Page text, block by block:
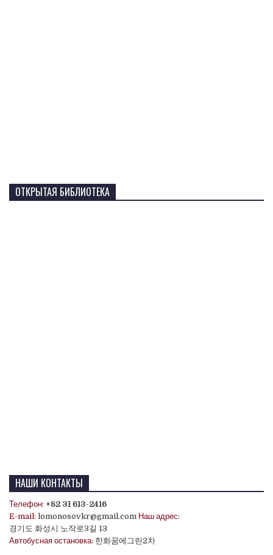
ОТКРЫТАЯ БИБЛИОТЕКА
НАШИ КОНТАКТЫ
Телефон: +82 31 613-2416
E-mail: lomonosovkr@gmail.com Наш адрес:
경기도 화성시 노작로3길 13
Автобусная остановка: 한화꿈에그린2차